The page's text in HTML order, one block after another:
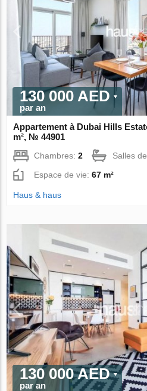
130 000 AED
par an
Appartement à Dubai Hills
m², № 44901
Chambres:2 Salles
Espace de vie:67 m²
Haus & haus
130 000 AED
par an